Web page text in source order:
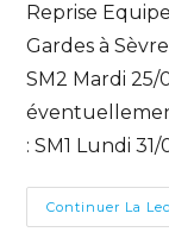
Reprise
Gardes à
SM2 Mardi 25/
: SM1 Lundi
Continuer La